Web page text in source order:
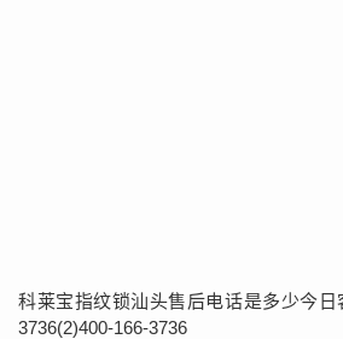
科莱宝指纹锁汕头售后电话是多少今日
3736(2)400-166-3736